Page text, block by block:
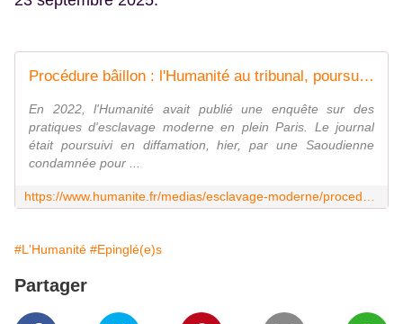
Procédure bâillon : l'Humanité au tribunal, poursuivie par une esclavagiste saoudienne pour avoir révélé l'exploitation de ses domestiques - L'Humanité
En 2022, l'Humanité avait publié une enquête sur des
pratiques d'esclavage moderne en plein Paris. Le journal
était poursuivi en diffamation, hier, par une Saoudienne
condamnée pour ...
#L'Humanité #Epinglé(e)s
Partager